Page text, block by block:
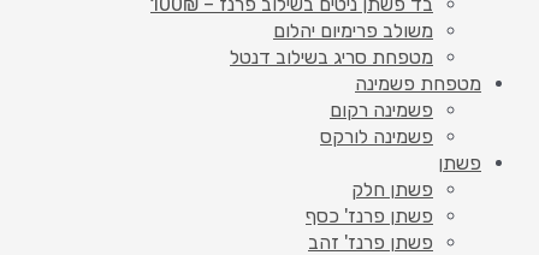
משולב פרימיום יהלום
מטפחת סריג בשילוב דנטל
מטפחת פשמינה
פשמינה רקום
פשמינה לורקס
פשתן
פשתן חלק
פשתן פרנז' כסף
פשתן פרנז' זהב